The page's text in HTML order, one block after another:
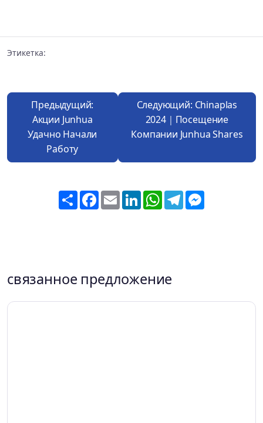
Этикетка:
Предыдущий:
Акции Junhua
Удачно Начали
Работу
Следующий: Chinaplas
2024｜Посещение
Компании Junhua Shares
ShareFacebook
EmailLinkedInWhatsApp
Telegram
связанное предложение